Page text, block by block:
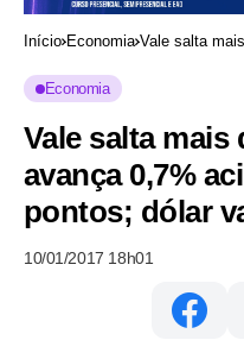
Início Economia Vale salta
Economia
Vale salta mais
avança 0,7%
pontos; dólar
10/01/2017 18h01